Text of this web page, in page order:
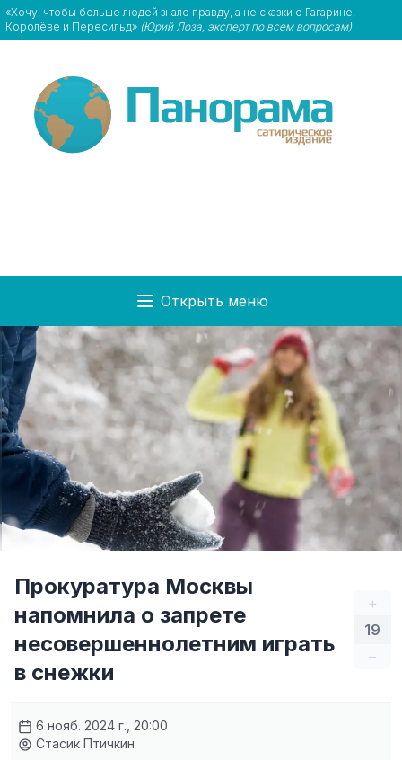
«Хочу, чтобы больше людей знало правду, а не сказки о Гагарине,
Королёве и Пересильд» (Юрий Лоза, эксперт по всем вопросам)
Открыть меню
+
19
–
Прокуратура Москвы
напомнила о запрете
несовершеннолетним играть
в снежки
6 нояб. 2024 г., 20:00
Стасик Птичкин